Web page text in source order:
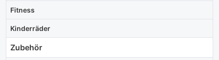
Fitness
Kinderräder
Zubehör